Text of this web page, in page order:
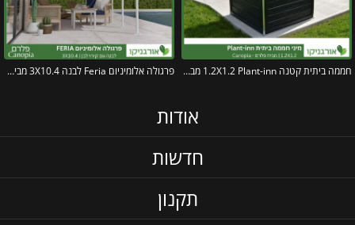
חממה ביתית קטנה 1.2X1.2 Plant-inn מבית פלרם – קנופיה פרגולה אלומיניום Feria לבנה 3X10.4 מבית פלרם – Canopia
אודות
חדשות
תקנון